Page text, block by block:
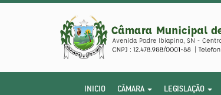
INICIO CÂMARA LEGISLAÇÃO